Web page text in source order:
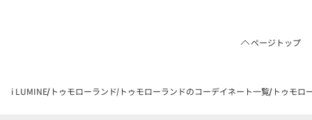
ページトップ
i LUMINE トゥモローランド トゥモローランドのコーデイネート一覧 トゥモロ